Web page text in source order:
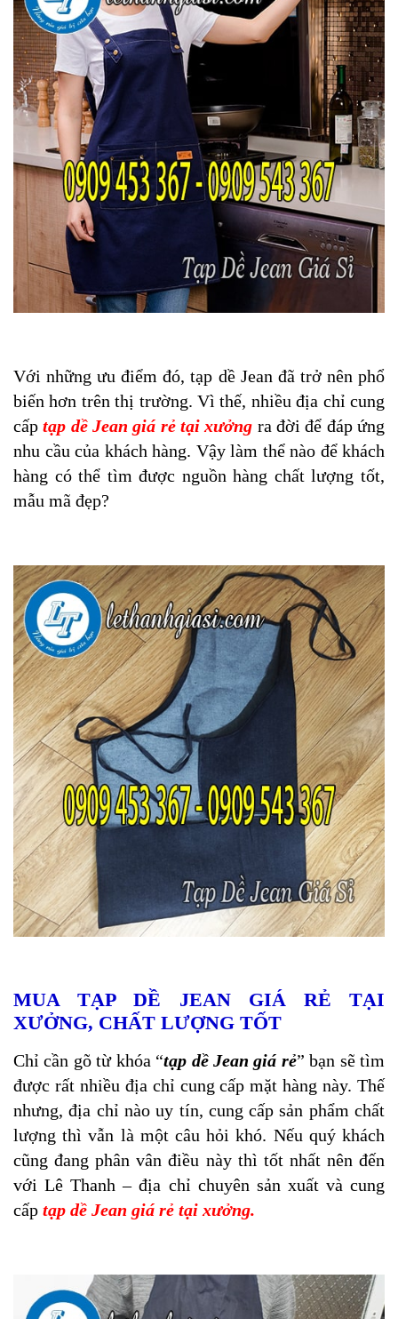
Với những ưu điểm đó, tạp dề Jean đã trở nên phổ
biến hơn trên thị trường. Vì thế, nhiều địa chỉ cung
cấp tạp dề Jean giá rẻ tại xưởng ra đời để đáp ứng
nhu cầu của khách hàng. Vậy làm thể nào để khách
hàng có thể tìm được nguồn hàng chất lượng tốt,
mẫu mã đẹp?
MUA TẠP DỀ JEAN GIÁ RẺ TẠI
XƯỞNG, CHẤT LƯỢNG TỐT
Chỉ cần gõ từ khóa “tạp dề Jean giá rẻ” bạn sẽ tìm
được rất nhiều địa chỉ cung cấp mặt hàng này. Thế
nhưng, địa chỉ nào uy tín, cung cấp sản phẩm chất
lượng thì vẫn là một câu hỏi khó. Nếu quý khách
cũng đang phân vân điều này thì tốt nhất nên đến
với Lê Thanh – địa chỉ chuyên sản xuất và cung
cấp tạp dề Jean giá rẻ tại xưởng.